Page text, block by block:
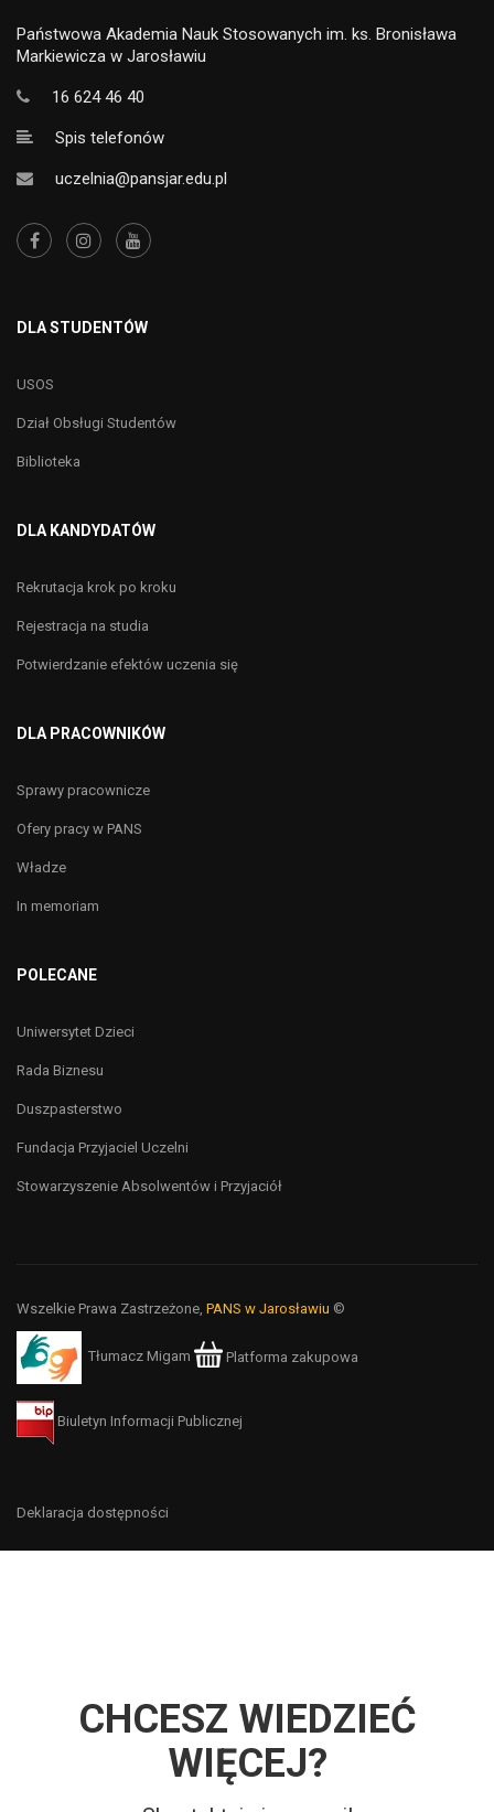
Państwowa Akademia Nauk Stosowanych im. ks. Bronisława
Markiewicza w Jarosławiu
16 624 46 40
Spis telefonów
uczelnia@pansjar.edu.pl
DLA STUDENTÓW
USOS
Dział Obsługi Studentów
Biblioteka
DLA KANDYDATÓW
Rekrutacja krok po kroku
Rejestracja na studia
Potwierdzanie efektów uczenia się
DLA PRACOWNIKÓW
Sprawy pracownicze
Ofery pracy w PANS
Władze
In memoriam
POLECANE
Uniwersytet Dzieci
Rada Biznesu
Duszpasterstwo
Fundacja Przyjaciel Uczelni
Stowarzyszenie Absolwentów i Przyjaciół
Wszelkie Prawa Zastrzeżone, PANS w Jarosławiu ©
Tłumacz Migam Platforma zakupowa
Biuletyn Informacji Publicznej
Deklaracja dostępności
CHCESZ WIEDZIEĆ
WIĘCEJ?